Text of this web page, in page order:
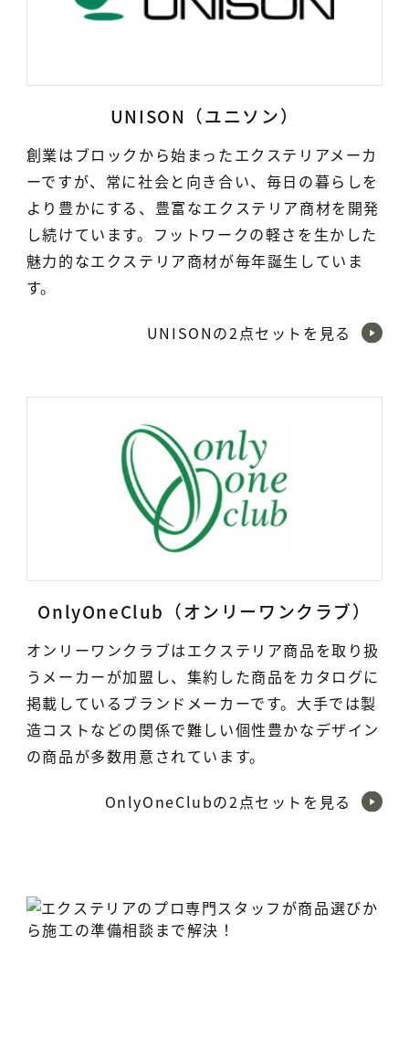
UNISON（ユニソン）
創業はブロックから始まったエクステリアメーカ
ーですが、常に社会と向き合い、毎日の暮らしを
より豊かにする、豊富なエクステリア商材を開発
し続けています。フットワークの軽さを生かした
魅力的なエクステリア商材が毎年誕生していま
す。
UNISONの2点セットを見る
OnlyOneClub（オンリーワンクラブ）
オンリーワンクラブはエクステリア商品を取り扱
うメーカーが加盟し、集約した商品をカタログに
掲載しているブランドメーカーです。大手では製
造コストなどの関係で難しい個性豊かなデザイン
の商品が多数用意されています。
OnlyOneClubの2点セットを見る